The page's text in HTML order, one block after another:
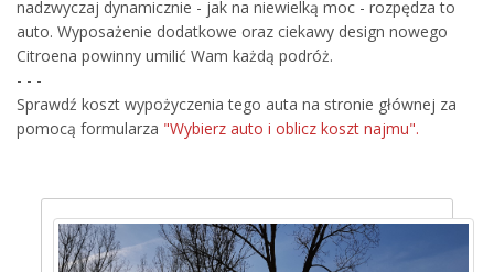
rent
auta
osobowe
dostawcze
atrakcyjnych
Najtańsza
nadzwyczaj dynamicznie - jak na niewielką moc - rozpędza to
auto. Wyposażenie dodatkowe oraz ciekawy design nowego
Citroena powinny umilić Wam każdą podróż.
- - -
Sprawdź koszt wypożyczenia tego auta na stronie głównej za
pomocą formularza "Wybierz auto i oblicz koszt najmu".